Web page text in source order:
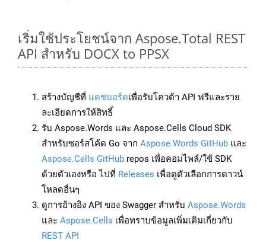
เริ่มใช้ประโยชน์จาก Aspose.Total REST
API สำหรับ DOCX to PPSX
สร้างบัญชีที่ แดชบอร์ดเพื่อรับโควต้า API ฟรีและราย
ละเอียดการให้สิทธิ์
รับ Aspose.Words และ Aspose.Cells Cloud SDK
สำหรับซอร์สโค้ด Go จาก Aspose.Words GitHub และ
Aspose.Cells GitHub repos เพื่อคอมไพล์/ใช้ SDK
ด้วยตัวเองหรือ ไปที่ Releases เพื่อดูตัวเลือกการดาวน์
โหลดอื่นๆ
ดูการอ้างอิง API ของ Swagger สำหรับ Aspose.Words
และ Aspose.Cells เพื่อทราบข้อมูลเพิ่มเติมเกี่ยวกับ
REST API